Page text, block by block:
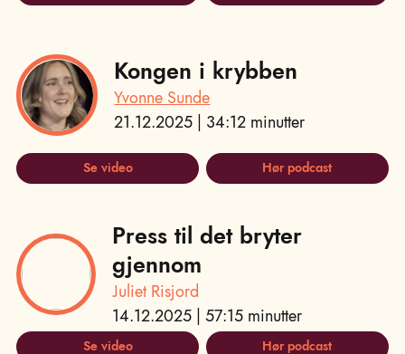
Kongen i krybben
Yvonne Sunde
21.12.2025 | 34:12 minutter
Se video Hør podcast
Press til det bryter
gjennom
Juliet Risjord
14.12.2025 | 57:15 minutter
Se video Hør podcast